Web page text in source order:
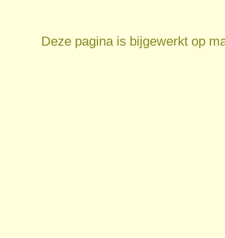
Deze pagina is bijgewerkt op